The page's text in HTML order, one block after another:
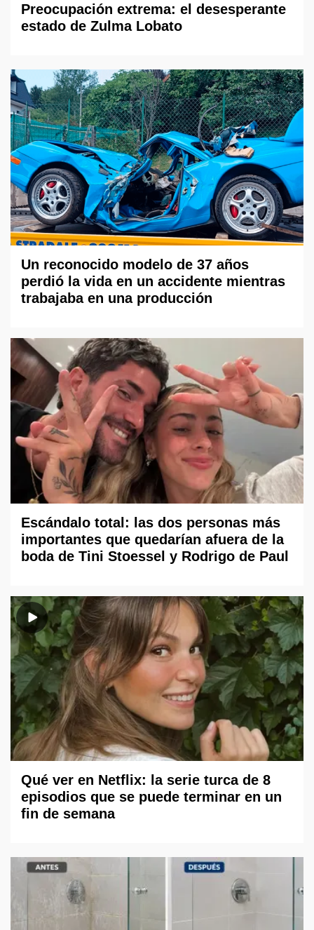
Preocupación extrema: el desesperante
estado de Zulma Lobato
Un reconocido modelo de 37 años
perdió la vida en un accidente mientras
trabajaba en una producción
Escándalo total: las dos personas más
importantes que quedarían afuera de la
boda de Tini Stoessel y Rodrigo de Paul
Qué ver en Netflix: la serie turca de 8
episodios que se puede terminar en un
fin de semana